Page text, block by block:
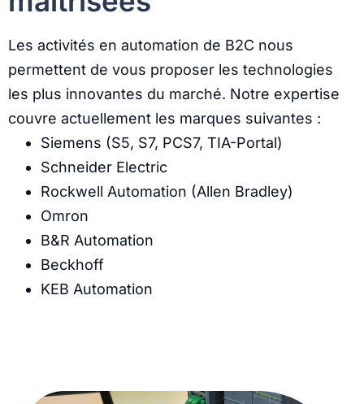
Les activités en automation de B2C nous
permettent de vous proposer les technologies
les plus innovantes du marché. Notre expertise
couvre actuellement les marques suivantes :
Siemens (S5, S7, PCS7, TIA-Portal)
Schneider Electric
Rockwell Automation (Allen Bradley)
Omron
B&R Automation
Beckhoff
KEB Automation